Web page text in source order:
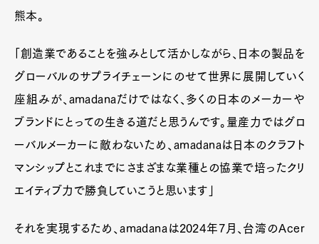
熊本。
「創造業であることを強みとして活かしながら、日本の製品を
グローバルのサプライチェーンにのせて世界に展開していく
座組みが、amadanaだけではなく、多くの日本のメーカーや
ブランドにとっての生きる道だと思うんです。量産力ではグロ
ーバルメーカーに敵わないため、amadanaは日本のクラフト
マンシップとこれまでにさまざまな業種との協業で培ったクリ
エイティブ力で勝負していこうと思います」
それを実現するため、amadanaは2024年7月、台湾のAcer